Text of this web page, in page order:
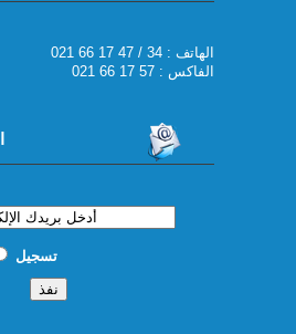
021 66 17 47 / 34 : الهاتف
الفاكس : 57 17 66 021
تسجيل